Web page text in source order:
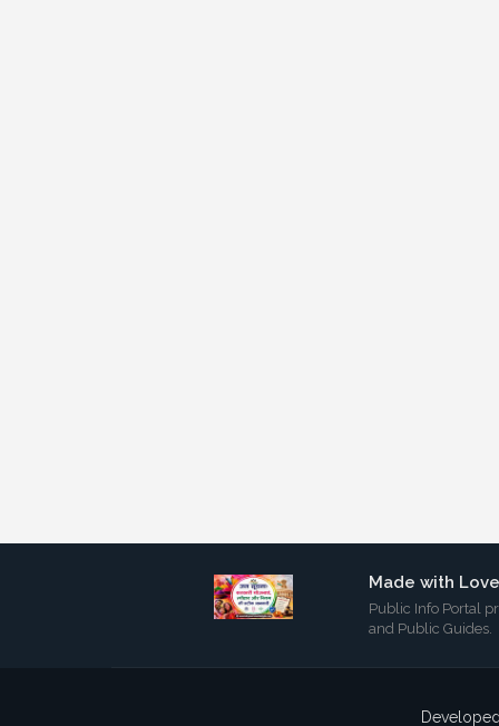
Made with
Public Info Portal
and Public Guides.